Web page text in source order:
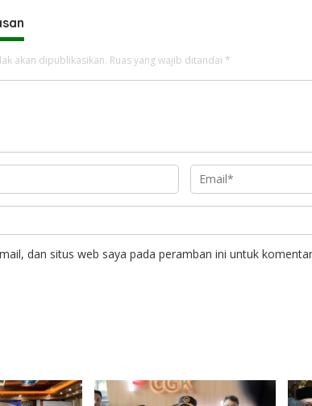
akan dipublikasikan. Ruas yang wajib ditandai *
dan situs web saya pada peramban ini untuk